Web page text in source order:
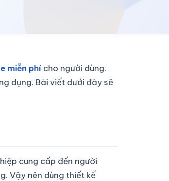
miễn phí cho người dùng.
dụng. Bài viết dưới đây sẽ
cung cấp đến người
Vậy nên dùng thiết kế